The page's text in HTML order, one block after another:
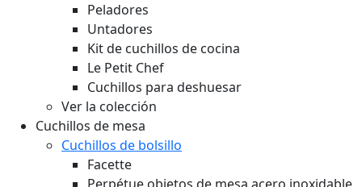
Peladores
Untadores
Kit de cuchillos de cocina
Le Petit Chef
Cuchillos para deshuesar
Ver la colección
Cuchillos de mesa
Cuchillos de bolsillo
Facette